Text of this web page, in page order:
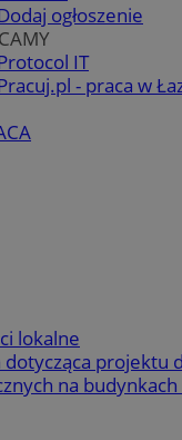
ogłoszenie
IT
- praca w
lokalne
projektu
na